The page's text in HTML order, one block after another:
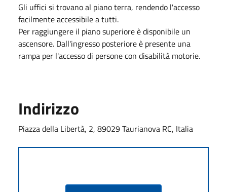
Gli uffici si trovano al piano terra, rendendo l'accesso
facilmente accessibile a tutti.
Per raggiungere il piano superiore è disponibile un
ascensore. Dall'ingresso posteriore è presente una
rampa per l'accesso di persone con disabilità motorie.
Indirizzo
Piazza della Libertà, 2, 89029 Taurianova RC, Italia